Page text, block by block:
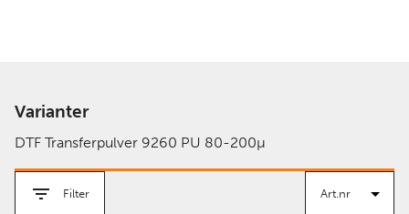
Varianter
DTF Transferpulver 9260 PU 80-200µ
Filter